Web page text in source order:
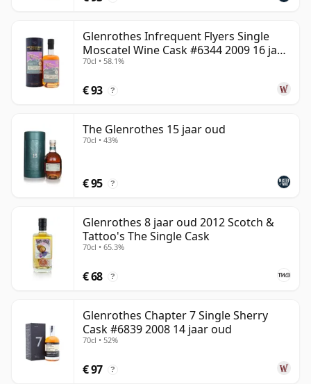
Glenrothes Infrequent Flyers Single
Moscatel Wine Cask #6344 2009 16 jaar
oud
70cl • 58.1%
€ 93 ?
The Glenrothes 15 jaar oud
70cl • 43%
€ 95 ?
Glenrothes 8 jaar oud 2012 Scotch &
Tattoo's The Single Cask
70cl • 65.3%
€ 68 ?
Glenrothes Chapter 7 Single Sherry
Cask #6839 2008 14 jaar oud
70cl • 52%
€ 97 ?